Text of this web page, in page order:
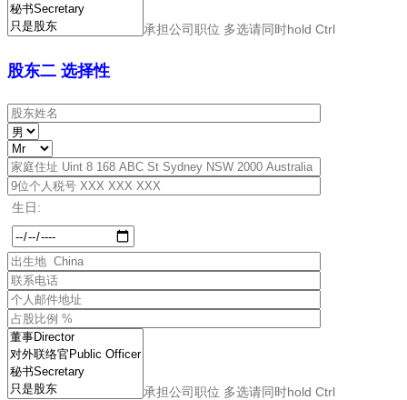
承担公司职位 多选请同时hold Ctrl
股东二 选择性
生日:
承担公司职位 多选请同时hold Ctrl